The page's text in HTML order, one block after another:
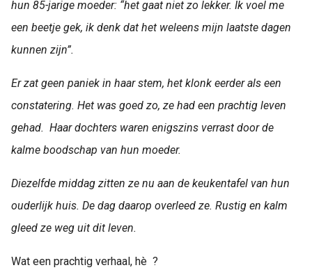
hun 85-jarige moeder: “het gaat niet zo lekker. Ik voel me
een beetje gek, ik denk dat het weleens mijn laatste dagen
kunnen zijn”.
Er zat geen paniek in haar stem, het klonk eerder als een
constatering. Het was goed zo, ze had een prachtig leven
gehad. Haar dochters waren enigszins verrast door de
kalme boodschap van hun moeder.
Diezelfde middag zitten ze nu aan de keukentafel van hun
ouderlijk huis. De dag daarop overleed ze. Rustig en kalm
gleed ze weg uit dit leven.
Wat een prachtig verhaal, hè ?